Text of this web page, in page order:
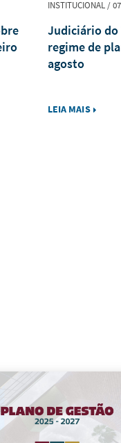
INSTITUCIONAL /
Judiciário do
regime de
agosto
LEIA MAIS